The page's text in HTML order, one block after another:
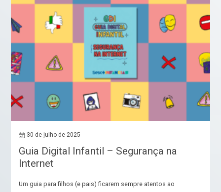
30 de julho de 2025
Guia Digital Infantil – Segurança na
Internet
Um guia para filhos (e pais) ficarem sempre atentos ao